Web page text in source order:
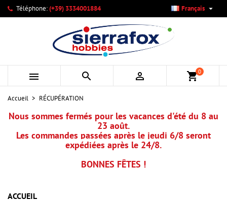
Téléphone:(+39) 3334001884 Français 
   shopping_cart0
Accueil RÉCUPÉRATION
Nous sommes fermés pour les vacances d'été du 8 au
23 août.
Les commandes passées après le jeudi 6/8 seront
expédiées après le 24/8.
BONNES FÊTES !
ACCUEIL
Mes listes d'envies ×
Créer une nouvelle liste
((modalTitle)) ×
((confirmMessage))
((cancelText)) ((modalDeleteText))
Créer une liste d'envies ×
Nom de la liste d'envies
Connexion ×
Vous devez être connecté pour ajouter des produits à votre
liste d'envies.
Annuler Connexion